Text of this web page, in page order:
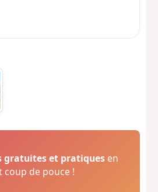
gratuites et pratiques en
de pouce !